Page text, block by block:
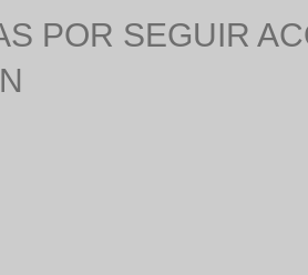
POR SEGUIR